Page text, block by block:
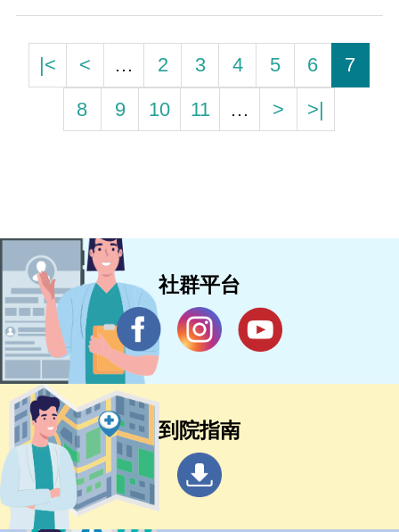
|< < … 2 3 4 5 6
7
8
9 10 11 … > >|
社群平台
到院指南